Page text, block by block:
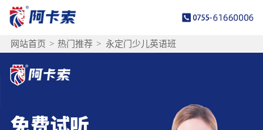
网站首页 > 热门推荐 > 永定门少儿英语班